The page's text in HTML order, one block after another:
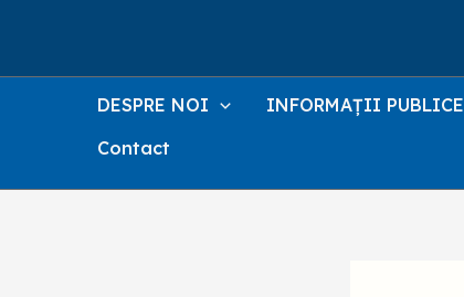
DESPRE NOI INFORMAȚII PUBLICE
Contact